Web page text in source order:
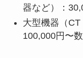
器など）：
大型機器（CT
100,000円〜